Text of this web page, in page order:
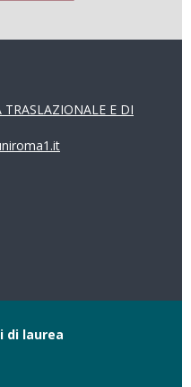
E DI
di laurea